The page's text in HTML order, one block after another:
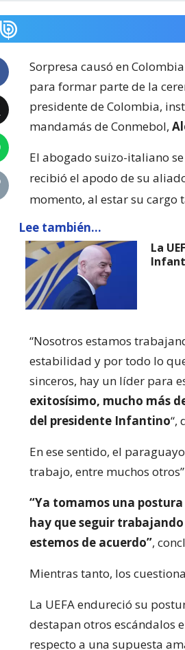
Sorpresa causó en
para formar parte de la
presidente de Colombia,
mandamás de Conmebol,
El abogado suizo-italiano
recibió el apodo de su
momento, al estar su
Lee también...
La
“Nosotros estamos
estabilidad y por todo lo
sinceros, hay un líder para
exitosísimo, mucho más
del presidente Infantino“,
En ese sentido, el
trabajo, entre muchos
“Ya tomamos una
hay que seguir
estemos de acuerdo”,
Mientras tanto, los
La UEFA endureció su
destapan otros escándalos
respecto a una supuesta